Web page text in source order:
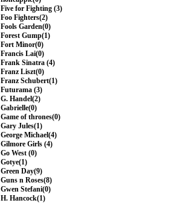
Five for Fighting (3)
Foo Fighters(2)
Fools Garden(0)
Forest Gump(1)
Fort Minor(0)
Francis Lai(0)
Frank Sinatra (4)
Franz Liszt(0)
Franz Schubert(1)
Futurama (3)
G. Handel(2)
Gabrielle(0)
Game of thrones(0)
Gary Jules(1)
George Michael(4)
Gilmore Girls (4)
Go West (0)
Gotye(1)
Green Day(9)
Guns n Roses(8)
Gwen Stefani(0)
H. Hancock(1)